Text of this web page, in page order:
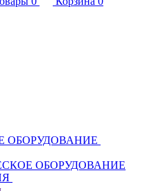
ОБОРУДОВАНИЕ
ОБОРУДОВАНИЕ